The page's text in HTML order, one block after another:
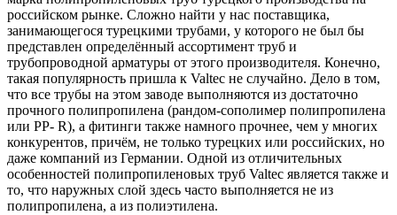
российском рынке. Сложно найти у нас поставщика,
занимающегося турецкими трубами, у которого не был бы
представлен определённый ассортимент труб и
трубопроводной арматуры от этого производителя. Конечно,
такая популярность пришла к Valtec не случайно. Дело в том,
что все трубы на этом заводе выполняются из достаточно
прочного полипропилена (рандом-сополимер полипропилена
или PP- R), а фитинги также намного прочнее, чем у многих
конкурентов, причём, не только турецких или российских, но
даже компаний из Германии. Одной из отличительных
особенностей полипропиленовых труб Valtec является также и
то, что наружных слой здесь часто выполняется не из
полипропилена, а из полиэтилена.